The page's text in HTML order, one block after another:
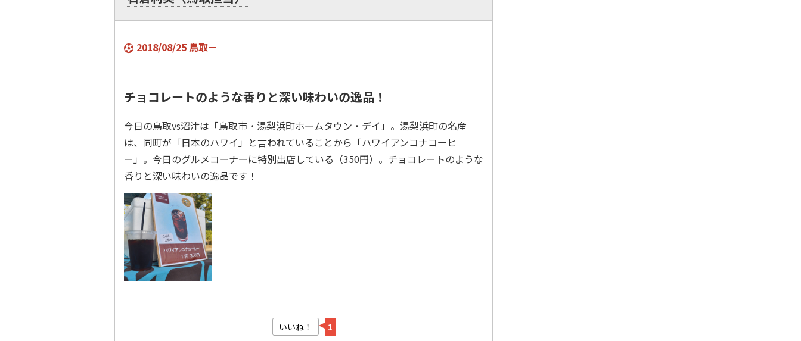
2018/08/25 鳥取－
チョコレートのような香りと深い味わいの逸品！
今日の鳥取vs沼津は「鳥取市・湯梨浜町ホームタウン・デイ」。湯梨浜町の名産
は、同町が「日本のハワイ」と言われていることから「ハワイアンコナコーヒ
ー」。今日のグルメコーナーに特別出店している（350円）。チョコレートのような
香りと深い味わいの逸品です！
いいね！ 1